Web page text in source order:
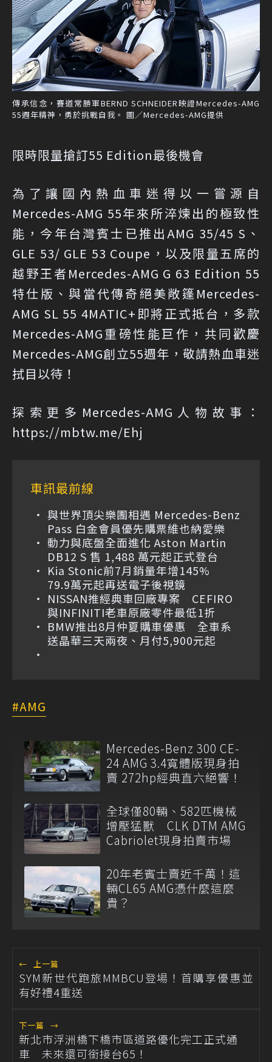
傳承信念，賽道常勝軍BERND SCHNEIDER映證Mercedes-AMG
55週年精神，勇於挑戰自我。 圖／Mercedes-AMG提供
限時限量搶訂55 Edition最後機會
為了讓國內熱血車迷得以一嘗源自
Mercedes-AMG 55年來所淬煉出的極致性
能，今年台灣賓士已推出AMG 35/45 S、
GLE 53/ GLE 53 Coupe，以及限量五席的
越野王者Mercedes-AMG G 63 Edition 55
特仕版、與當代傳奇絕美敞篷Mercedes-
AMG SL 55 4MATIC+即將正式抵台，多款
Mercedes-AMG重磅性能巨作，共同歡慶
Mercedes-AMG創立55週年，敬請熱血車迷
拭目以待！
探索更多Mercedes-AMG人物故事：
https://mbtw.me/Ehj
車訊最前線
與世界頂尖樂團相遇 Mercedes-Benz
Pass 白金會員優先購票維也納愛樂
動力與底盤全面進化 Aston Martin
DB12 S 售 1,488 萬元起正式登台
Kia Stonic前7月銷量年增145%
79.9萬元起再送電子後視鏡
NISSAN推經典車回廠專案 CEFIRO
與INFINITI老車原廠零件最低1折
BMW推出8月仲夏購車優惠 全車系
送晶華三天兩夜、月付5,900元起
AMG
Mercedes-Benz 300 CE-
24 AMG 3.4寬體版現身拍
賣 272hp經典直六絕響！
全球僅80輛、582匹機械
增壓猛獸 CLK DTM AMG
Cabriolet現身拍賣市場
20年老賓士賣近千萬！這
輛CL65 AMG憑什麼這麼
貴？
← 上一篇
SYM新世代跑旅MMBCU登場！首購享優惠並
有好禮4重送
下一篇 →
新北市浮洲橋下橋市區道路優化完工正式通
車 未來還可銜接台65！